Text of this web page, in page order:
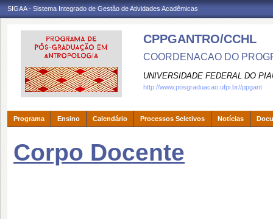
SIGAA - Sistema Integrado de Gestão de Atividades Acadêmicas
CPPGANTRO/CCHL
COORDENACAO DO
UNIVERSIDADE FEDERAL DO
http://www.posgraduacao.ufpi.br//ppgant
Programa Ensino Calendário Processos Seletivos Notícias
Corpo Docente